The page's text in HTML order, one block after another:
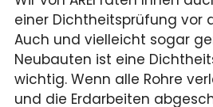
einer Dichtheitsprüfung vor
Auch und vielleicht sogar
Neubauten ist eine
wichtig. Wenn alle Rohre
und die Erdarbeiten